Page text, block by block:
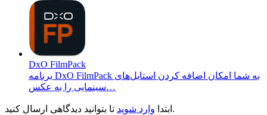
DxO FilmPack
برنامه DxO FilmPack به شما امکان اضافه کردن استایل‌های
سینمایی را به عکس…
ابتدا وارد شوید تا بتوانید دیدگاهی ارسال کنید.